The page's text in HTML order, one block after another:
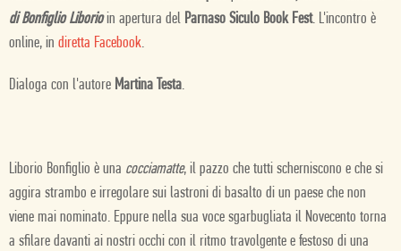
di Bonfiglio Liborioin apertura del Parnaso Siculo Book Fest. L'incontro è
online, in diretta Facebook.
Dialoga con l'autore Martina Testa.
Liborio Bonfiglio è una cocciamatte, il pazzo che tutti scherniscono e che si
aggira strambo e irregolare sui lastroni di basalto di un paese che non
viene mai nominato. Eppure nella sua voce sgarbugliata il Novecento torna
a sfilare davanti ai nostri occhi con il ritmo travolgente e festoso di una